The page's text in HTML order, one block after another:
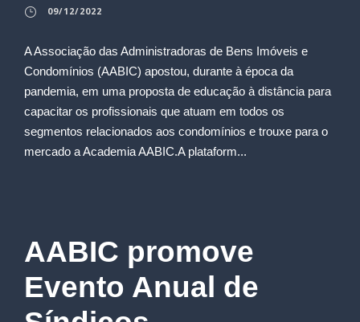
09/12/2022
A Associação das Administradoras de Bens Imóveis e
Condomínios (AABIC) apostou, durante à época da
pandemia, em uma proposta de educação à distância para
capacitar os profissionais que atuam em todos os
segmentos relacionados aos condomínios e trouxe para o
mercado a Academia AABIC.A plataform...
AABIC promove
Evento Anual de